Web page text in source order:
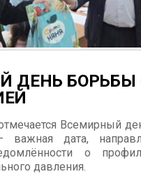
ДЕНЬ БОРЬБЫ
Всемирный
важная дата,
о
давления.